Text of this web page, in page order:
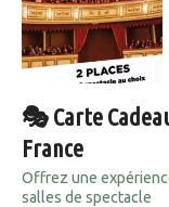
🎭 Carte
France
Offrez une
salles de spectacle